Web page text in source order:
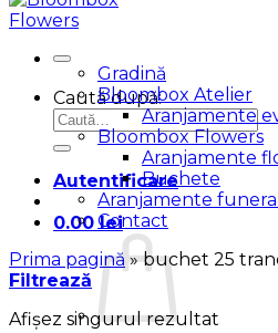
Caută după:
Autentificare
0.00lei
Gradină
Bloombox Atelier
Aranjamente
Bloombox Flowers
Aranjamente
Buchete
Aranjamente
Contact
Prima pagină » buchet 25
Filtrează
Afișez singurul rezultat